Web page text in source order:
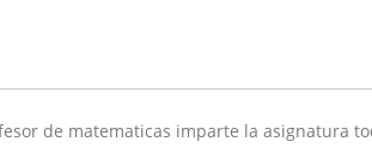
de matematicas imparte la asignatura